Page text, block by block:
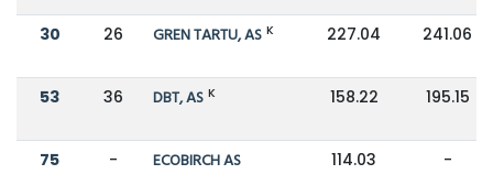
30 26 GREN TARTU, AS K 227.04 241.06
53 36 DBT, AS K 158.22 195.15
75 - ECOBIRCH AS 114.03 -